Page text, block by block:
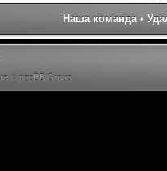
Наша команда•
© phpBB Group